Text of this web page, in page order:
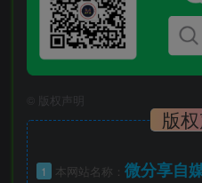
版权声明
版
1 本网站名称： 微分享自